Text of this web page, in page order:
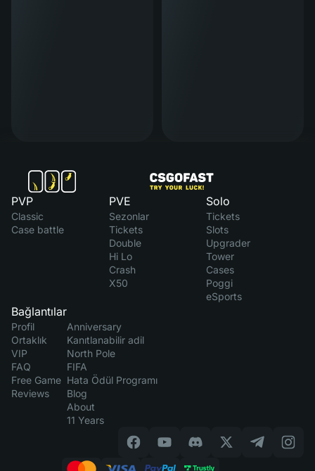
PVP
Classic
Case battle
PVE
Sezonlar
Tickets
Double
Hi Lo
Crash
X50
Solo
Tickets
Slots
Upgrader
Tower
Cases
Poggi
eSports
Bağlantılar
Profil
Ortaklık
VIP
FAQ
Free Game
Reviews
Anniversary
Kanıtlanabilir adil
North Pole
FIFA
Hata Ödül Programı
Blog
About
11 Years